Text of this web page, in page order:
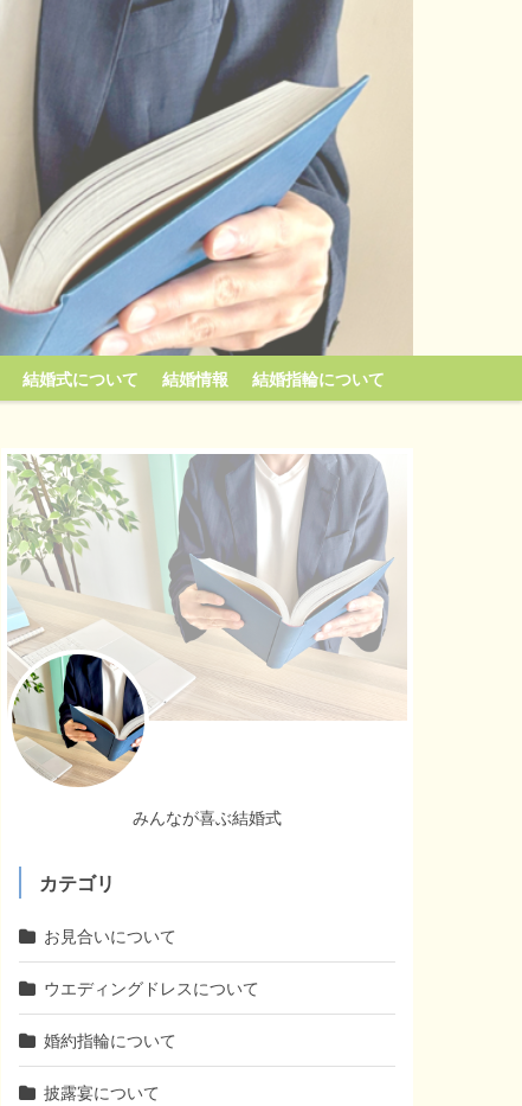
結婚式について 結婚情報 結婚指輪について
みんなが喜ぶ結婚式
カテゴリ
お見合いについて
ウエディングドレスについて
婚約指輪について
披露宴について